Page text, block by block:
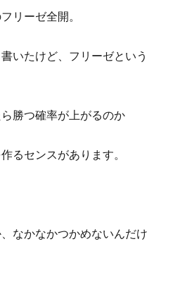
リーゼ全開。
いたけど、フリーゼという
勝つ確率が上がるのか
るセンスがあります。
なかなかつかめないんだけ